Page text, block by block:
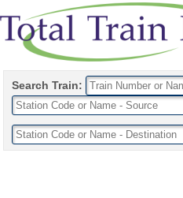
Search Train: